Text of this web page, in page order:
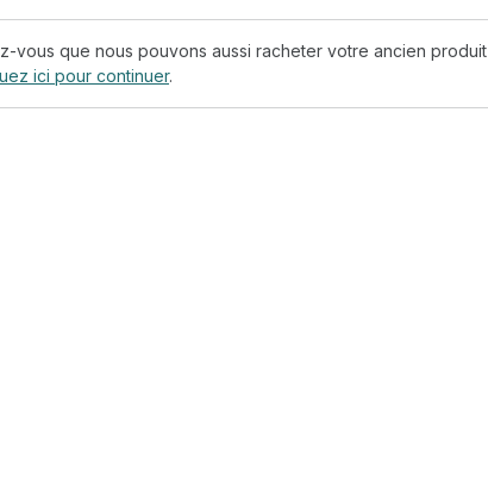
vous que nous pouvons aussi racheter votre ancien produit
ici pour continuer.